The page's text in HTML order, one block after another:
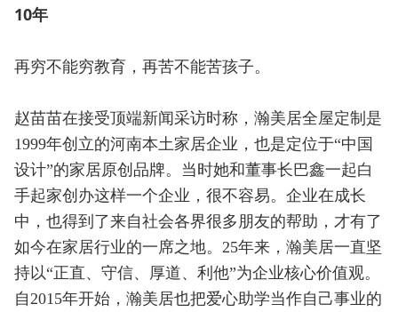
10年
再穷不能穷教育，再苦不能苦孩子。
赵苗苗在接受顶端新闻采访时称，瀚美居全屋定制是
1999年创立的河南本土家居企业，也是定位于“中国
设计”的家居原创品牌。当时她和董事长巴鑫一起白
手起家创办这样一个企业，很不容易。企业在成长
中，也得到了来自社会各界很多朋友的帮助，才有了
如今在家居行业的一席之地。25年来，瀚美居一直坚
持以“正直、守信、厚道、利他”为企业核心价值观。
自2015年开始，瀚美居也把爱心助学当作自己事业的